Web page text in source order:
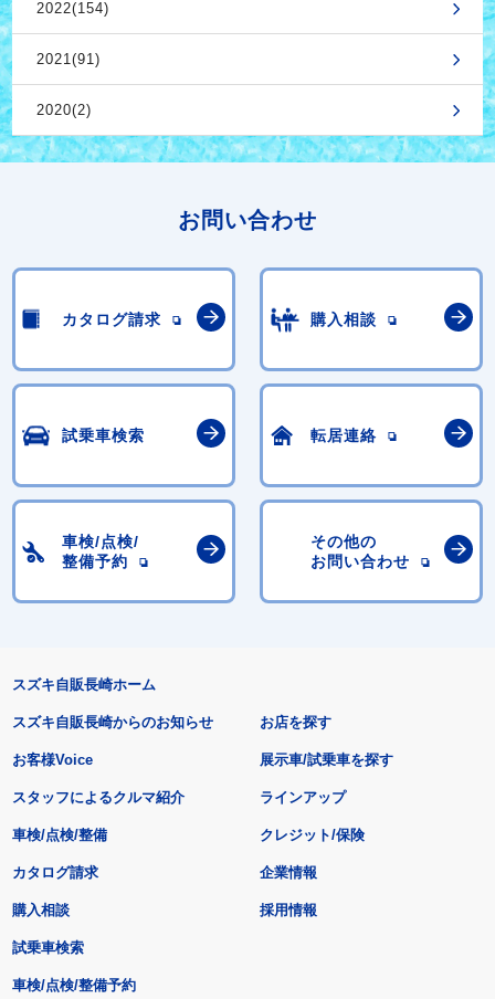
2022(154)
2021(91)
2020(2)
お問い合わせ
カタログ請求 購入相談
試乗車検索 転居連絡
車検/点検/
整備予約
その他の
お問い合わせ
スズキ自販長崎ホーム
スズキ自販長崎からのお知らせ
お客様Voice
スタッフによるクルマ紹介
お店を探す
展示車/試乗車を探す
ラインアップ
車検/点検/整備 クレジット/保険
カタログ請求
購入相談
試乗車検索
車検/点検/整備予約
企業情報
採用情報